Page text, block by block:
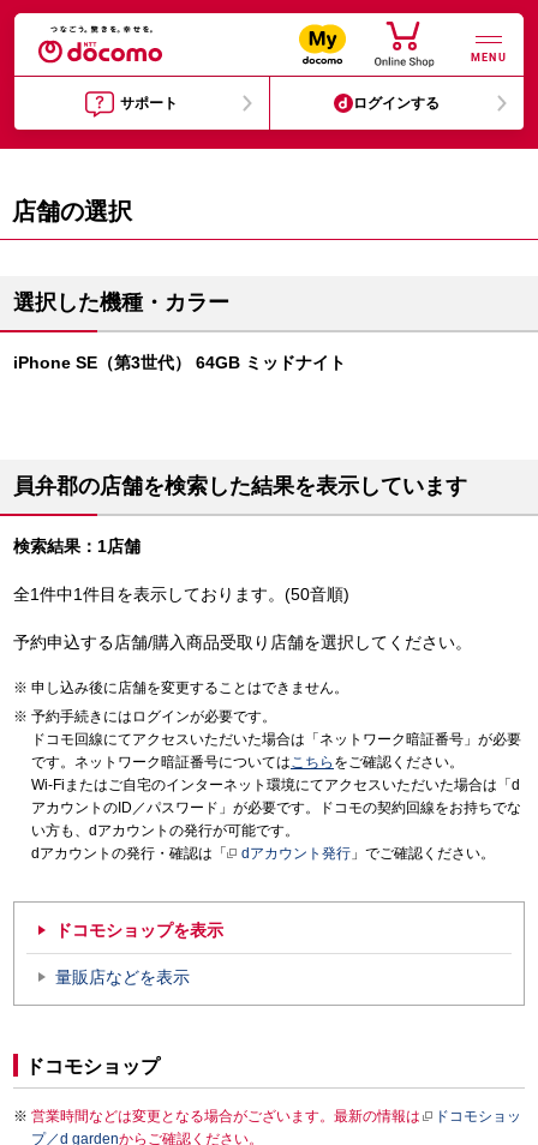
MENU
サポート ログインする
店舗の選択
選択した機種・カラー
iPhone SE（第3世代） 64GB ミッドナイト
員弁郡の店舗を検索した結果を表示しています
検索結果：1店舗
全1件中1件目を表示しております。(50音順)
予約申込する店舗/購入商品受取り店舗を選択してください。
申し込み後に店舗を変更することはできません。
予約手続きにはログインが必要です。
ドコモ回線にてアクセスいただいた場合は「ネットワーク暗証番号」が必要
です。ネットワーク暗証番号についてはこちら をご確認ください。
Wi-Fiまたはご自宅のインターネット環境にてアクセスいただいた場合は「d
アカウントのID／パスワード」が必要です。ドコモの契約回線をお持ちでな
い方も、dアカウントの発行が可能です。
dアカウントの発行・確認は「
dアカウント発行 」でご確認ください。
ドコモショップを表示
量販店などを表示
ドコモショップ
営業時間などは変更となる場合がございます。最新の情報は
ドコモショッ
プ／d gardenからご確認ください。